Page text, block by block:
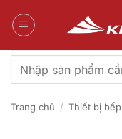
qua
Tìm
kiếm:
Trang chủ / Thiết bị bếp